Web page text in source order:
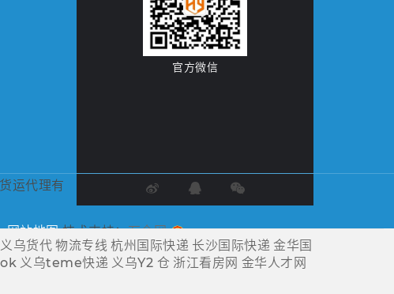
官方微信
运代理有
网站地图技术支持：万企网
义乌货代 物流专线 杭州国际快递 长沙国际快递 金华国
义乌teme快递 义乌Y2 仓 浙江看房网 金华人才网